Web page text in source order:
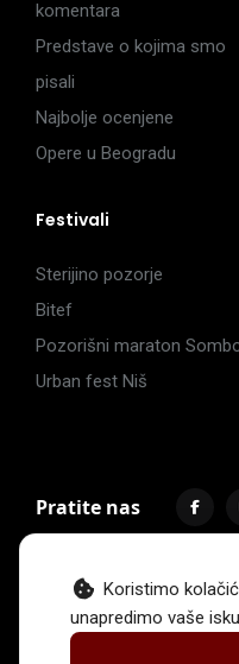
Koristimo
unapredimo vaše
komentara
Predstave o kojima smo
pisali
Najbolje ocenjene
Opere u Beogradu
Festivali
Sterijino pozorje
Bitef
Pozorišni maraton
Urban fest Niš
Pratite nas
Impressum Politika